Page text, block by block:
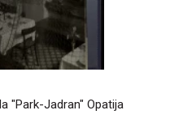
"Park-Jadran" Opatija